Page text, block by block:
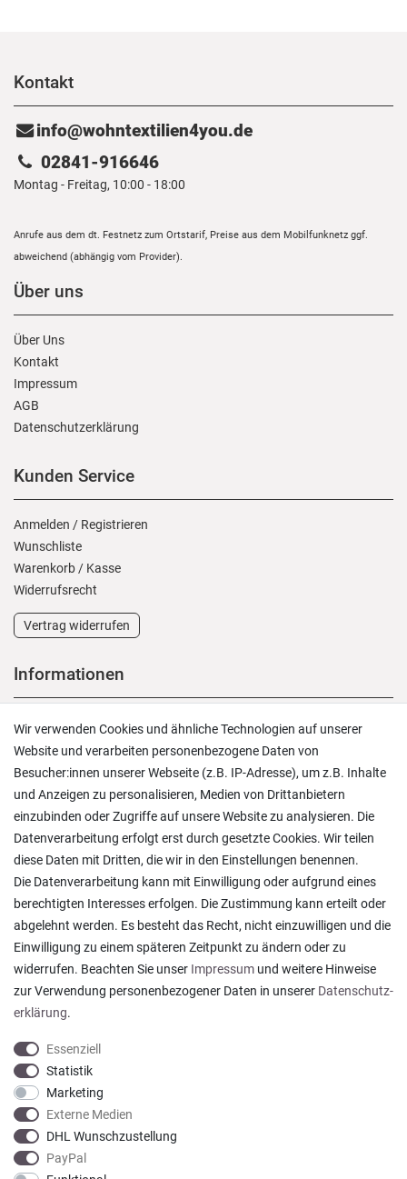
Kontakt
info@wohntextilien4you.de
02841-916646
Montag - Freitag, 10:00 - 18:00
Anrufe aus dem dt. Festnetz zum Ortstarif, Preise aus dem Mobilfunknetz ggf.
abweichend (abhängig vom Provider).
Über uns
Über Uns
Kontakt
Impressum
AGB
Daten­schutz­erklärung
Kunden Service
Anmelden / Registrieren
Wunschliste
Warenkorb / Kasse
Widerrufs­recht
Vertrag widerrufen
Informationen
Versand und Zahlung
Rücksendungen
Lieferung in die Schweiz
Pflegesymbole
Lagerverkauf
Ratgeber & News
Alles wie beschrieben , sehr gute Qualität
Rainer T., Rheine
Datum der Veröffentlichung: 06.08.2026
Datum der Kauferfahrung: 27.07.2026
921 Bewertungen
Wir verwenden Cookies und ähnliche Technologien auf unserer
Website und verarbeiten personenbezogene Daten von
Besucher:innen unserer Webseite (z.B. IP-Adresse), um z.B. Inhalte
und Anzeigen zu personalisieren, Medien von Drittanbietern
einzubinden oder Zugriffe auf unsere Website zu analysieren. Die
Datenverarbeitung erfolgt erst durch gesetzte Cookies. Wir teilen
diese Daten mit Dritten, die wir in den Einstellungen benennen.
Die Datenverarbeitung kann mit Einwilligung oder aufgrund eines
berechtigten Interesses erfolgen. Die Zustimmung kann erteilt oder
abgelehnt werden. Es besteht das Recht, nicht einzuwilligen und die
Einwilligung zu einem späteren Zeitpunkt zu ändern oder zu
widerrufen. Beachten Sie unser Impressum und weitere Hinweise
zur Verwendung personenbezogener Daten in unserer Daten­schutz­
erklärung.
Essenziell
Statistik
Marketing
Externe Medien
DHL Wunschzustellung
PayPal